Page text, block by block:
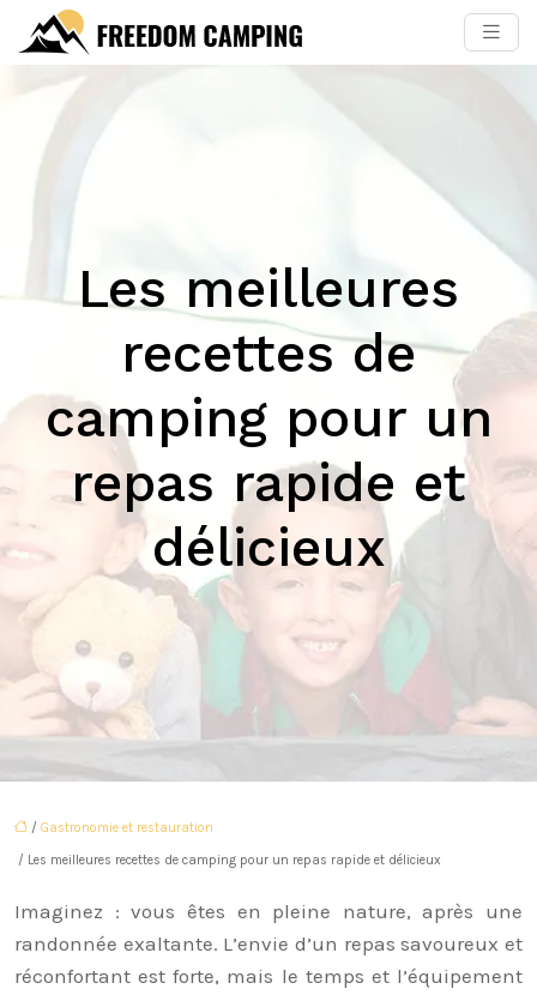
Les meilleures
recettes de
camping pour un
repas rapide et
délicieux
/ Gastronomie et restauration
/ Les meilleures recettes de camping pour un repas rapide et délicieux
Imaginez : vous êtes en pleine nature, après une
randonnée exaltante. L’envie d’un repas savoureux et
réconfortant est forte, mais le temps et l’équipement